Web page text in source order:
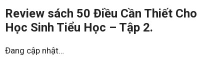
Review sách 50 Điều Cần Thiết Cho
Học Sinh Tiểu Học – Tập 2.
Đang cập nhật…